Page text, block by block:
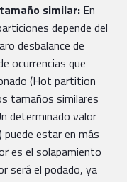
similar: En
depende del
desbalance de
ocurrencias que
(Hot partition
tamaños similares
determinado valor
puede estar en más
es el solapamiento
será el podado, ya